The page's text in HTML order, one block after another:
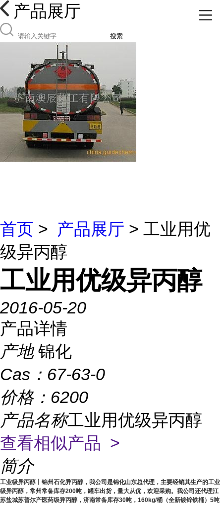
产品展厅
搜索
首页 > 产品展厅 > 工业用优
级异丙醇
工业用优级异丙醇
2016-05-20
产品详情
产地 锦化
Cas： 67-63-0
价格： 6200
产品名称工业用优级异丙醇
查看相似产品 >
简介
工业级异丙醇丨锦州石化异丙醇，我公司是锦化山东总代理，主要经销其生产的工业
级异丙醇，常州常备库存200吨，罐车出货，量大从优，欢迎采购。我公司还代理江
苏盐城苏普尔产医药级异丙醇，济南常备库存30吨，160kg/桶（全新镀锌铁桶）5吨